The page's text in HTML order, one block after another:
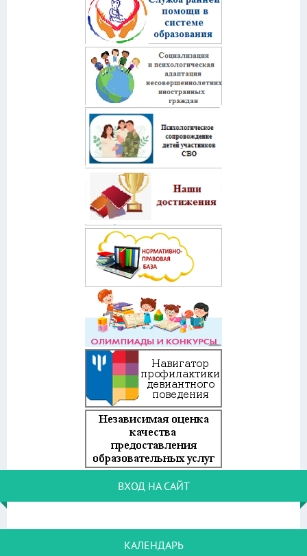
ВХОД НА САЙТ
КАЛЕНДАРЬ